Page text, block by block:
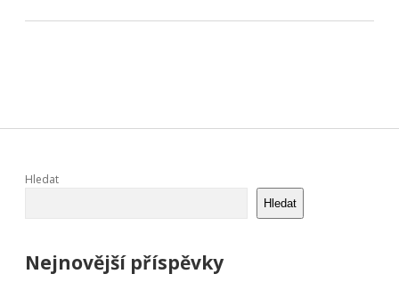
Sidebar
Hledat
Hledat
Nejnovější příspěvky